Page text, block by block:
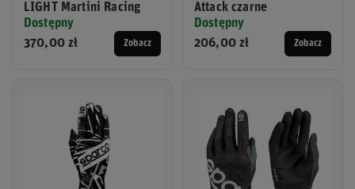
LIGHT Martini Racing
Dostępny
370,00 zł
Zobacz
Attack czarne
Dostępny
206,00 zł
Zobacz